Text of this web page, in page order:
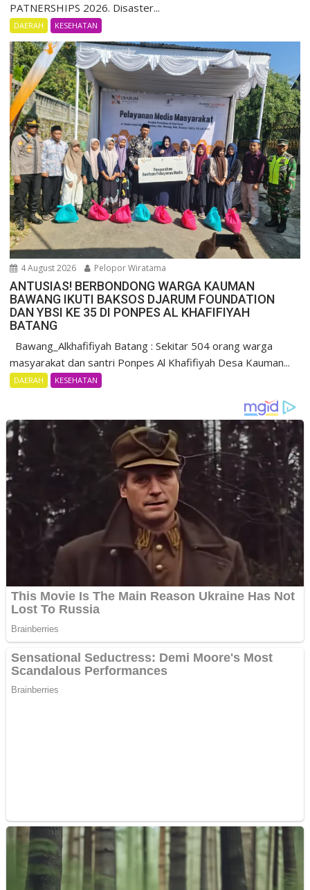
PATNERSHIPS 2026. Disaster...
DAERAH KESEHATAN
4 August 2026 Pelopor Wiratama
ANTUSIAS! BERBONDONG WARGA KAUMAN
BAWANG IKUTI BAKSOS DJARUM FOUNDATION
DAN YBSI KE 35 DI PONPES AL KHAFIFIYAH
BATANG
Bawang_Alkhafifiyah Batang : Sekitar 504 orang warga
masyarakat dan santri Ponpes Al Khafifiyah Desa Kauman...
DAERAH KESEHATAN